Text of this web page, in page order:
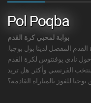
Pol Poqba
بوابة لمحبي كرة القدم
المفضل لدينا بول بوجبا.
نادي يوفنتوس لكرة القدم
الفرنسي وأكثر. هل تريد
للفوز بالمباراة القادمة؟